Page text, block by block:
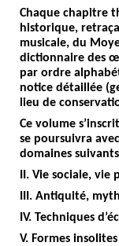
Chaque chapitre
historique,
musicale, du
dictionnaire des
par ordre
notice détaillée
lieu de
Ce volume s’
se poursuivra
domaines suivants
II. Vie sociale,
III. Antiquité,
IV. Techniques
V. Formes